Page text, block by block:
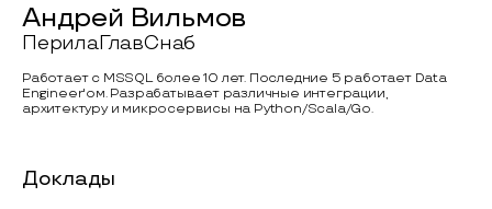
Андрей Вильмов
ПерилаГлавСнаб
Работает с MSSQL более 10 лет. Последние 5 работает Data
Engineer'ом. Разрабатывает различные интеграции,
архитектуру и микросервисы на Python/Scala/Go.
Доклады